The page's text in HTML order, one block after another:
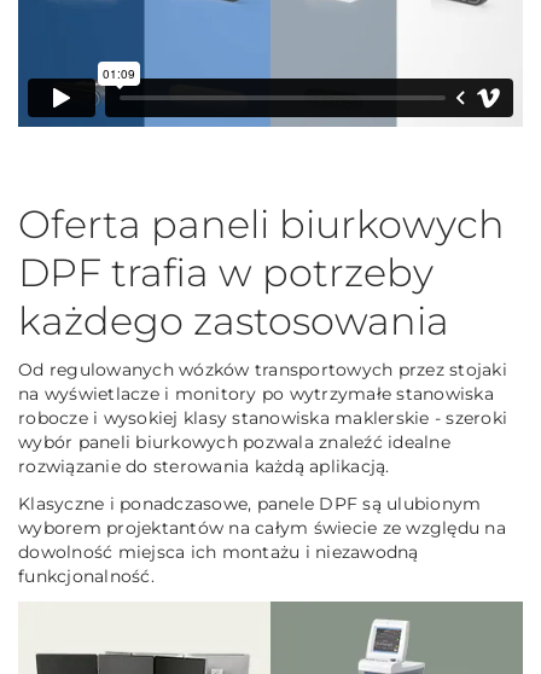
Oferta paneli biurkowych
DPF trafia w potrzeby
każdego zastosowania
Od regulowanych wózków transportowych przez stojaki
na wyświetlacze i monitory po wytrzymałe stanowiska
robocze i wysokiej klasy stanowiska maklerskie - szeroki
wybór paneli biurkowych pozwala znaleźć idealne
rozwiązanie do sterowania każdą aplikacją.
Klasyczne i ponadczasowe, panele DPF są ulubionym
wyborem projektantów na całym świecie ze względu na
dowolność miejsca ich montażu i niezawodną
funkcjonalność.